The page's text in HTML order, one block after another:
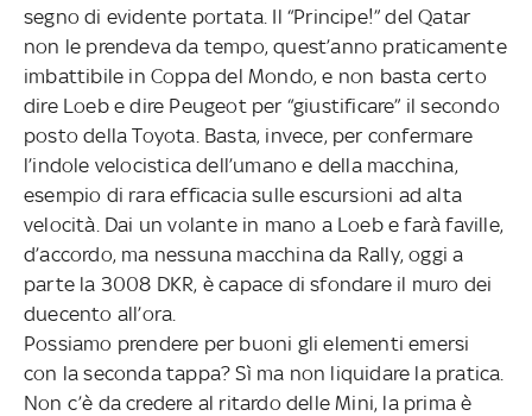
segno di evidente portata. Il “Principe!” del Qatar
non le prendeva da tempo, quest’anno praticamente
imbattibile in Coppa del Mondo, e non basta certo
dire Loeb e dire Peugeot per “giustificare” il secondo
posto della Toyota. Basta, invece, per confermare
l’indole velocistica dell’umano e della macchina,
esempio di rara efficacia sulle escursioni ad alta
velocità. Dai un volante in mano a Loeb e farà faville,
d’accordo, ma nessuna macchina da Rally, oggi a
parte la 3008 DKR, è capace di sfondare il muro dei
duecento all’ora.
Possiamo prendere per buoni gli elementi emersi
con la seconda tappa? Sì ma non liquidare la pratica.
Non c’è da credere al ritardo delle Mini, la prima è